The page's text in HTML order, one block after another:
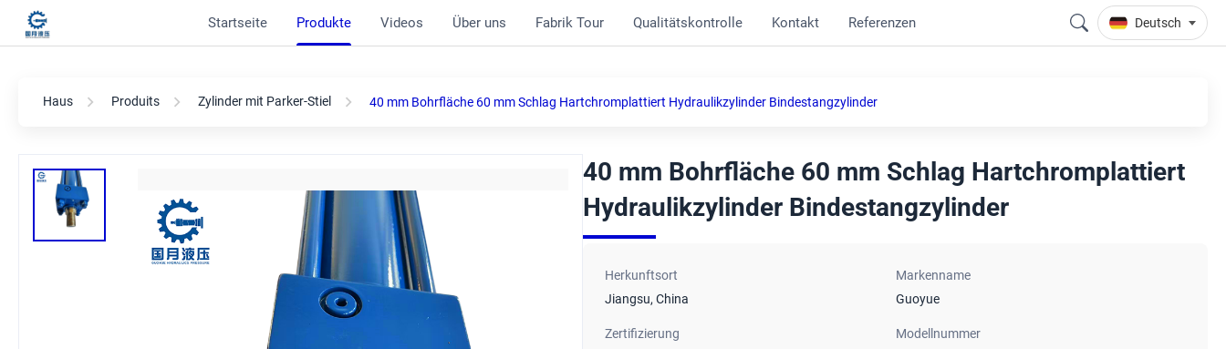
Startseite Produkte Videos Über uns Fabrik Tour Qualitätskontrolle Kontakt Referenzen Deutsch
Haus Produits Zylinder mit Parker-Stiel 40 mm Bohrfläche 60 mm Schlag Hartchromplattiert Hydraulikzylinder Bindestangzylinder
40 mm Bohrfläche 60 mm Schlag Hartchromplattiert
Hydraulikzylinder Bindestangzylinder
Herkunftsort
Jiangsu, China
Markenname
Guoyue
Zertifizierung
Modellnummer